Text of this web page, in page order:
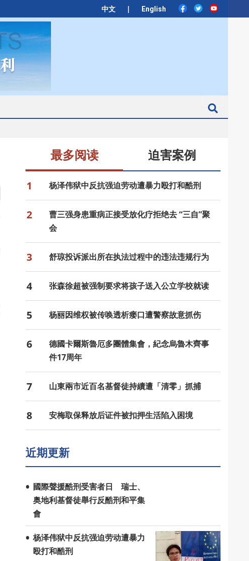
中文 | English
最多阅读 迫害案例
1 杨泽伟狱中反抗强迫劳动遭暴力殴打和酷刑
2
曹三强身患重病正接受放化疗拒绝去 “三自”聚
会
3 舒琼投诉派出所在执法过程中的违法违规行为
4 张森徐超被强制要求将孩子送入公立学校就读
5 杨丽因维权被传唤透析瘘口遭警察故意抓伤
6
德國卡爾斯魯厄多團體集會，紀念烏魯木齊事
件17周年
7 山東兩市近百名基督徒持續遭「清零」抓捕
8 安梅取保释放后证件被扣押生活陷入困境
近期更新
國際聲援酷刑受害者日 瑞士、
奥地利基督徒舉行反酷刑和平集
會
杨泽伟狱中反抗强迫劳动遭暴力
殴打和酷刑